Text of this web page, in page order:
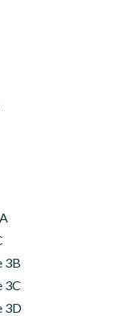
3B
3C
3D